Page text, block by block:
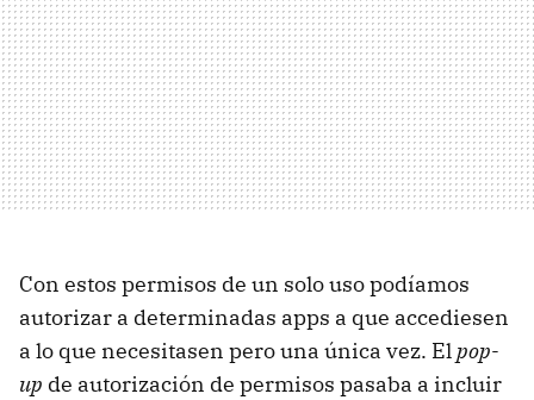
Con estos permisos de un solo uso podíamos
autorizar a determinadas apps a que accediesen
a lo que necesitasen pero una única vez. Elpop-
up de autorización de permisos pasaba a incluir